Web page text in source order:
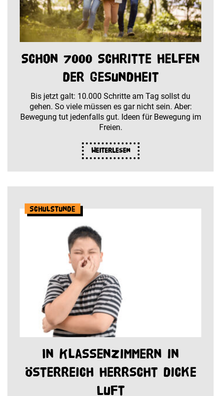
Schon 7000 Schritte helfen
der Gesundheit
Bis jetzt galt: 10.000 Schritte am Tag sollst du
gehen. So viele müssen es gar nicht sein. Aber:
Bewegung tut jedenfalls gut. Ideen für Bewegung im
Freien.
Weiterlesen
Schulstunde
In Klassenzimmern in
Österreich herrscht dicke
Luft